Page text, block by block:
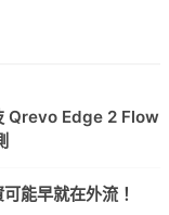
Qrevo Edge 2 Flow
能早就在外流！